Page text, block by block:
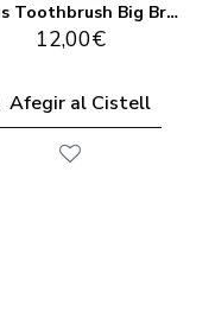
Radius Toothbrush Big Brush Mà esquerra
12,00€
Afegir al Cistell